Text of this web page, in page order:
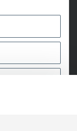
sich um echte